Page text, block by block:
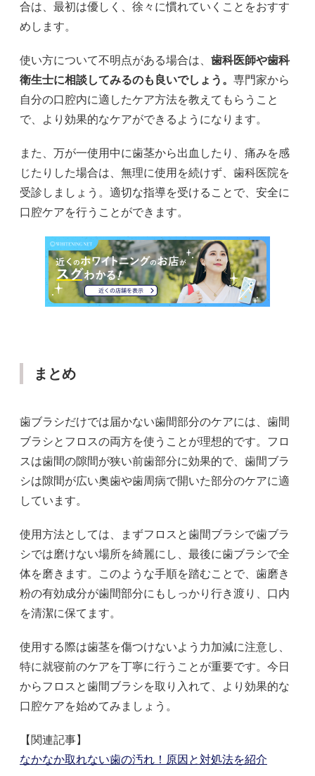
合は、最初は優しく、徐々に慣れていくことをおすす
めします。
使い方について不明点がある場合は、 歯科医師や歯科
衛生士に相談してみるのも良いでしょう。 専門家から
自分の口腔内に適したケア方法を教えてもらうこと
で、より効果的なケアができるようになります。
また、万が一使用中に歯茎から出血したり、痛みを感
じたりした場合は、無理に使用を続けず、歯科医院を
受診しましょう。適切な指導を受けることで、安全に
口腔ケアを行うことができます。
まとめ
歯ブラシだけでは届かない歯間部分のケアには、歯間
ブラシとフロスの両方を使うことが理想的です。フロ
スは歯間の隙間が狭い前歯部分に効果的で、歯間ブラ
シは隙間が広い奥歯や歯周病で開いた部分のケアに適
しています。
使用方法としては、まずフロスと歯間ブラシで歯ブラ
シでは磨けない場所を綺麗にし、最後に歯ブラシで全
体を磨きます。このような手順を踏むことで、歯磨き
粉の有効成分が歯間部分にもしっかり行き渡り、口内
を清潔に保てます。
使用する際は歯茎を傷つけないよう力加減に注意し、
特に就寝前のケアを丁寧に行うことが重要です。今日
からフロスと歯間ブラシを取り入れて、より効果的な
口腔ケアを始めてみましょう。
【関連記事】
なかなか取れない歯の汚れ！原因と対処法を紹介